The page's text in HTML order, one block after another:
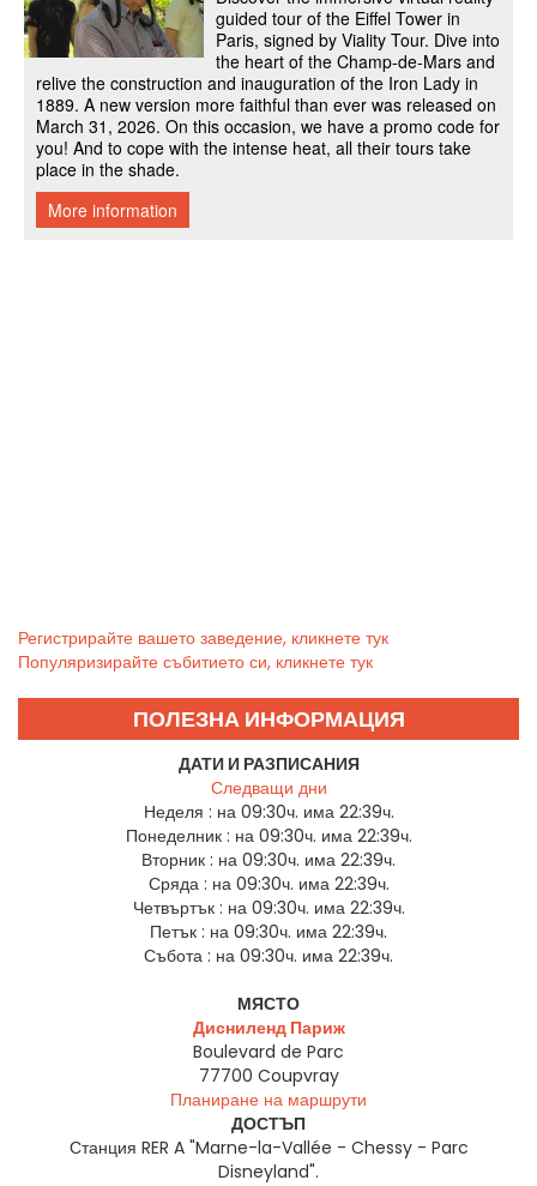
Регистрирайте вашето заведение, кликнете тук
Популяризирайте събитието си, кликнете тук
ПОЛЕЗНА ИНФОРМАЦИЯ
ДАТИ И РАЗПИСАНИЯ
Следващи дни
Неделя : на 09:30ч. има 22:39ч.
Понеделник : на 09:30ч. има 22:39ч.
Вторник : на 09:30ч. има 22:39ч.
Сряда : на 09:30ч. има 22:39ч.
Четвъртък : на 09:30ч. има 22:39ч.
Петък : на 09:30ч. има 22:39ч.
Събота : на 09:30ч. има 22:39ч.
МЯСТО
Дисниленд Париж
Boulevard de Parc
77700 Coupvray
Планиране на маршрути
ДОСТЪП
Станция RER A "Marne-la-Vallée - Chessy - Parc
Disneyland".